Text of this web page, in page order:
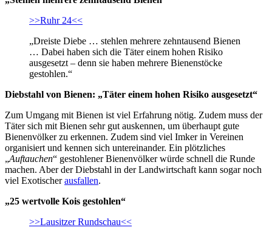
>>Ruhr 24<<
„Dreiste Diebe … stehlen mehrere zehntausend Bienen
… Dabei haben sich die Täter einem hohen Risiko
ausgesetzt – denn sie haben mehrere Bienenstöcke
gestohlen.“
Diebstahl von Bienen: „Täter einem hohen Risiko ausgesetzt“
Zum Umgang mit Bienen ist viel Erfahrung nötig. Zudem muss der
Täter sich mit Bienen sehr gut auskennen, um überhaupt gute
Bienenvölker zu erkennen. Zudem sind viel Imker in Vereinen
organisiert und kennen sich untereinander. Ein plötzliches
„Auftauchen“ gestohlener Bienenvölker würde schnell die Runde
machen. Aber der Diebstahl in der Landwirtschaft kann sogar noch
viel Exotischerausfallen.
„25 wertvolle Kois gestohlen“
>>Lausitzer Rundschau<<